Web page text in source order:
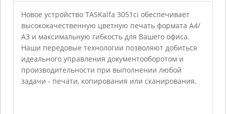
Новое устройство TASKalfa 3051ci обеспечивает
высококачественную цветную печать формата А4/
А3 и максимальную гибкость для Вашего офиса.
Наши передовые технологии позволяют добиться
идеального управления документооборотом и
производительности при выполнении любой
задачи - печати, копирования или сканирования.